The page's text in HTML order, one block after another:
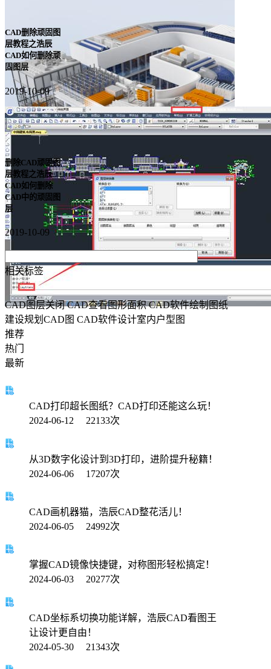
CAD删除顽固图
层教程之浩辰
CAD如何删除顽
固图层
2019-10-09
删除CAD顽固图
层教程之浩辰
CAD如何删除
CAD中的顽固图
层
2019-10-09
相关标签
CAD图层关闭 CAD查看图形面积 CAD软件绘制图纸
建设规划CAD图 CAD软件设计室内户型图
推荐
热门
最新
CAD打印超长图纸？CAD打印还能这么玩！
2024-06-12 22133次
从3D数字化设计到3D打印，进阶提升秘籍！
2024-06-06 17207次
CAD画机器猫，浩辰CAD整花活儿！
2024-06-05 24992次
掌握CAD镜像快捷键，对称图形轻松搞定！
2024-06-03 20277次
CAD坐标系切换功能详解，浩辰CAD看图王
让设计更自由！
2024-05-30 21343次